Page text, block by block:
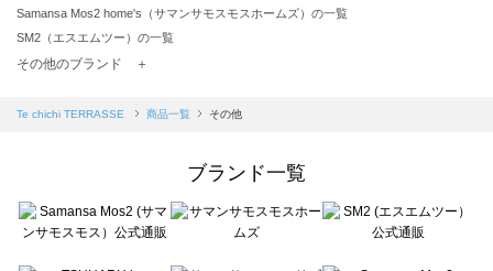
Samansa Mos2 home's（サマンサモスモスホームズ）の一覧
SM2（エスエムツー）の一覧
TSUHARU by Samansa Mos2（ツハルバイサマンサモスモス）の一覧
Samansa Mos2 blue（サマンサモスモス ブルー）の一覧
Te chichi（テチチ）の一覧
Te chichi CLASSIC（テチチ クラシック）の一覧
その他のブランド ＋
Te chichi TERRASSE 商品一覧 その他
ブランド一覧